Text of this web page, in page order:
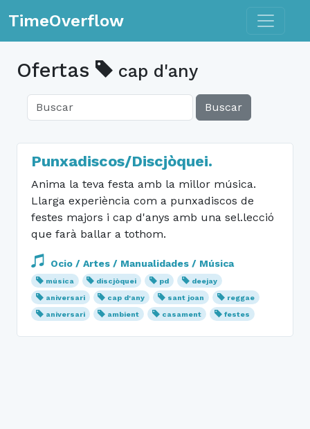
TimeOverflow Toggle
Ofertas cap d'any
Buscar
Punxadiscos/Discjòquei.
Anima la teva festa amb la millor música.
Llarga experiència com a punxadiscos de
festes majors i cap d'anys amb una sel.lecció
que farà ballar a tothom.
Ocio / Artes / Manualidades / Música
música discjòquei pd
deejay
aniversari
cap d'any sant joan
reggae
aniversari
ambient casament festes